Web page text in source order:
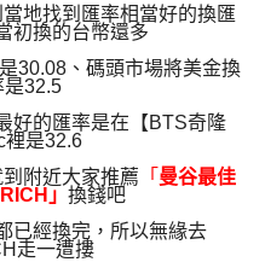
當地找到匯率相當好的換匯
初換的台幣還多
30.08、 碼頭市場將美金換
是32.5
好的匯率是在【BTS奇隆
裡是32.6
到附近大家推薦 「 曼谷最佳
」 換錢吧
已經換完，所以無緣去
走一遭摟